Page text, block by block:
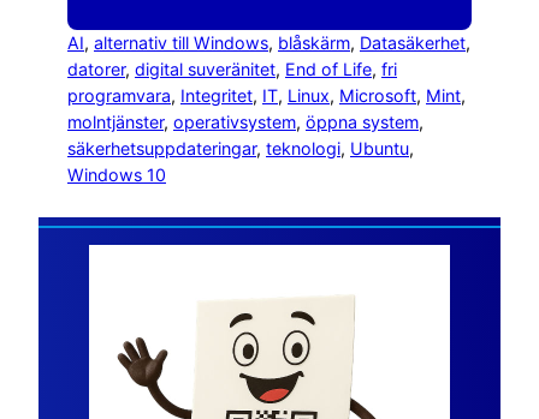
AI, alternativ till Windows, blåskärm, Datasäkerhet
datorer, digital suveränitet, End of Life, fri
programvara, Integritet, IT, Linux, Microsoft, Mint
molntjänster, operativsystem, öppna system
säkerhetsuppdateringar, teknologi, Ubuntu
Windows 10